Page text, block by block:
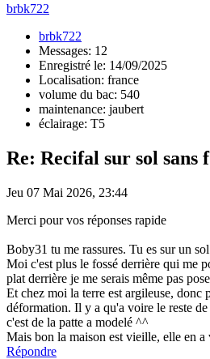
brbk722
brbk722
Messages: 12
Enregistré le: 14/09/2025
Localisation: france
volume du bac: 540
maintenance: jaubert
éclairage: T5
Re: Recifal sur sol sans
Jeu 07 Mai 2026, 23:44
Merci pour vos réponses rapide
Boby31 tu me rassures. Tu es sur un
Moi c'est plus le fossé derrière qui me
plat derrière je me serais même pas
Et chez moi la terre est argileuse, donc
déformation. Il y a qu'a voire le reste
c'est de la patte a modelé ^^
Mais bon la maison est vieille, elle en a
Répondre